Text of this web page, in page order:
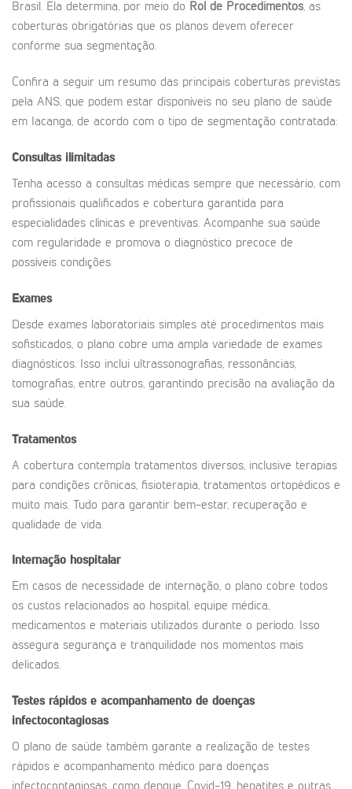
Brasil. Ela determina, por meio do Rol de Procedimentos, as
coberturas obrigatórias que os planos devem oferecer
conforme sua segmentação.
Confira a seguir um resumo das principais coberturas previstas
pela ANS, que podem estar disponíveis no seu plano de saúde
em Iacanga, de acordo com o tipo de segmentação contratada:
Consultas ilimitadas
Tenha acesso a consultas médicas sempre que necessário, com
profissionais qualificados e cobertura garantida para
especialidades clínicas e preventivas. Acompanhe sua saúde
com regularidade e promova o diagnóstico precoce de
possíveis condições.
Exames
Desde exames laboratoriais simples até procedimentos mais
sofisticados, o plano cobre uma ampla variedade de exames
diagnósticos. Isso inclui ultrassonografias, ressonâncias,
tomografias, entre outros, garantindo precisão na avaliação da
sua saúde.
Tratamentos
A cobertura contempla tratamentos diversos, inclusive terapias
para condições crônicas, fisioterapia, tratamentos ortopédicos e
muito mais. Tudo para garantir bem-estar, recuperação e
qualidade de vida.
Internação hospitalar
Em casos de necessidade de internação, o plano cobre todos
os custos relacionados ao hospital, equipe médica,
medicamentos e materiais utilizados durante o período. Isso
assegura segurança e tranquilidade nos momentos mais
delicados.
Testes rápidos e acompanhamento de doenças
infectocontagiosas
O plano de saúde também garante a realização de testes
rápidos e acompanhamento médico para doenças